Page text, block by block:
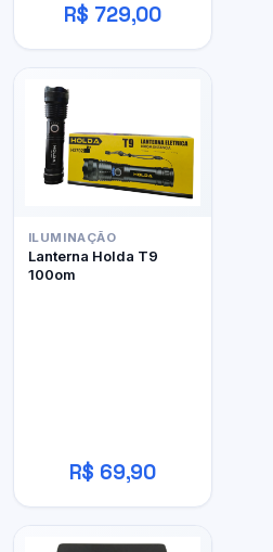
R$ 729,00
ILUMINAÇÃO
Lanterna Holda T9
100om
R$ 69,90